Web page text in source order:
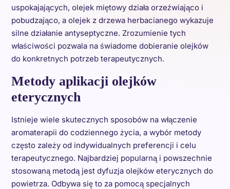
uspokajających, olejek miętowy działa orzeźwiająco i
pobudzająco, a olejek z drzewa herbacianego wykazuje
silne działanie antyseptyczne. Zrozumienie tych
właściwości pozwala na świadome dobieranie olejków
do konkretnych potrzeb terapeutycznych.
Metody aplikacji olejków
eterycznych
Istnieje wiele skutecznych sposobów na włączenie
aromaterapii do codziennego życia, a wybór metody
często zależy od indywidualnych preferencji i celu
terapeutycznego. Najbardziej popularną i powszechnie
stosowaną metodą jest dyfuzja olejków eterycznych do
powietrza. Odbywa się to za pomocą specjalnych